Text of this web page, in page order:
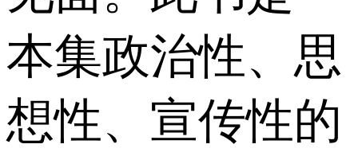
本集政治性、思
想性、宣传性的